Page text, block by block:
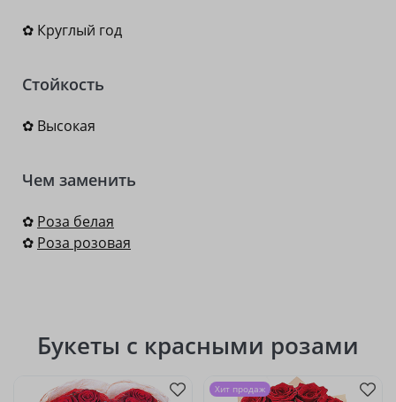
✿ Круглый год
Стойкость
✿ Высокая
Чем заменить
✿ Роза белая
✿ Роза розовая
Букеты с красными розами
Хит продаж